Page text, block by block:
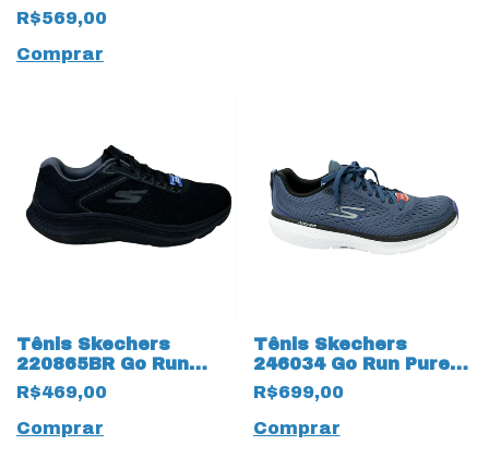
R$569,00
Comprar
Tênis Skechers
220865BR Go Run
Consistent 18429 All
Black
R$469,00
Comprar
Tênis Skechers
246034 Go Run Pure 3
com Arch Fit 15513
Marinho
R$699,00
Comprar